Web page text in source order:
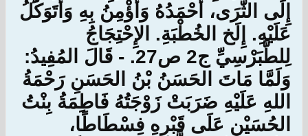
إِلَى الثَّرَى، أَحْمَدُهُ وَأُؤْمِنُ بِهِ وَأَتَوَكَّلُ
عَلَيْهِ. إِلَخ الخُطْبَةِ. الإِحْتِجَاجُ
لِلطَّبَرْسِيِّ ج2 ص27. - قَالَ المُفِيدُ:
وَلَمَّا مَاتَ الحَسَنُ بْنُ الحَسَنِ رَحْمَةُ
اللهِ عَلَيْهِ ضَرَبَتْ زَوْجَتُهُ فَاطِمَةُ بِنْتُ
الحُسَيْنِ عَلَى قَبْرِهِ فِسْطَاطًا،